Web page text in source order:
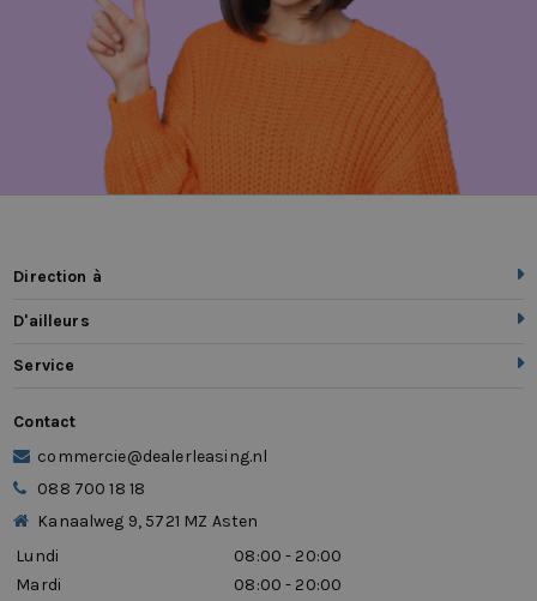
Direction à
D'ailleurs
Service
Contact
commercie@dealerleasing.nl
088 700 18 18
Kanaalweg 9, 5721 MZ Asten
Lundi
08:00 - 20:00
Mardi
08:00 - 20:00